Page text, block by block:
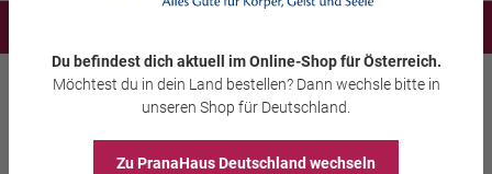
Räuchern Räucherzubehör
Du befindest dich aktuell im Online-Shopfür Österreich.
Möchtest du in dein Land bestellen? Dann wechsle bitte in
unseren Shop für Deutschland
Zu PranaHausDeutschland wechseln